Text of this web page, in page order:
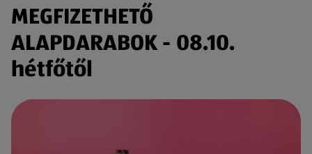
MEGFIZETHETŐ
ALAPDARABOK - 08.10.
hétfőtől